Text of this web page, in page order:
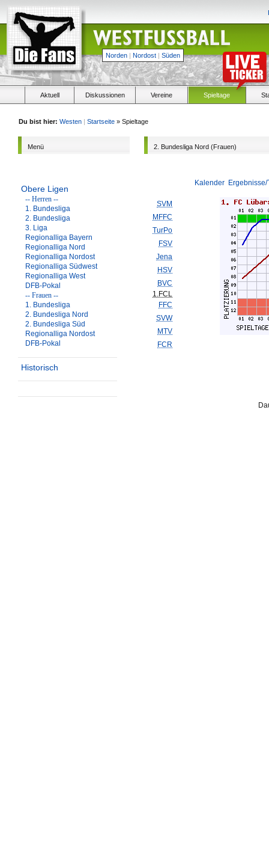
Norden | Nordost | Süden
Aktuell Diskussionen Vereine Spieltage
Du bist hier: Westen | Startseite » Spieltage
Menü
Obere Ligen
-- Herren --
1. Bundesliga
2. Bundesliga
3. Liga
Regionalliga Bayern
Regionalliga Nord
Regionalliga Nordost
Regionalliga Südwest
Regionalliga West
DFB-Pokal
-- Frauen --
1. Bundesliga
2. Bundesliga Nord
2. Bundesliga Süd
Regionalliga Nordost
DFB-Pokal
Historisch
2. Bundesliga Nord (Frauen)
Kalender
SVM
MFFC
TurPo
FSV
Jena
HSV
BVC
1.FCL
FFC
SVW
MTV
FCR